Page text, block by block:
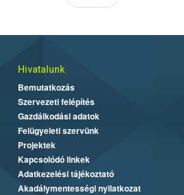
Hivatalunk
Bemutatkozás
Szervezeti felépítés
Gazdálkodási adatok
Felügyeleti szervünk
Projektek
Kapcsolódó linkek
Adatkezelési tájékoztató
Akadálymentességi nyilatkozat